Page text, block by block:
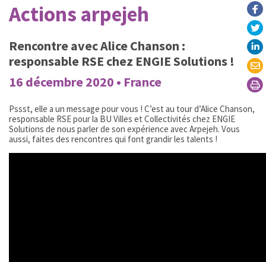
Actions arpejeh
Rencontre avec Alice Chanson :
responsable RSE chez ENGIE Solutions !
16 décembre 2020 • France
Pssst, elle a un message pour vous ! C’est au tour d’Alice Chanson,
responsable RSE pour la BU Villes et Collectivités chez ENGIE
Solutions de nous parler de son expérience avec Arpejeh. Vous
aussi, faites des rencontres qui font grandir les talents !